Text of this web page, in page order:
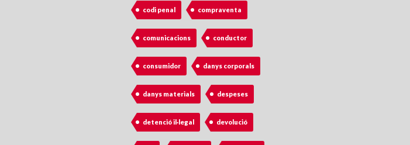
codi penal compraventa
comunicacions conductor
consumidor danys corporals
danys materials despeses
detenció il·legal devolució